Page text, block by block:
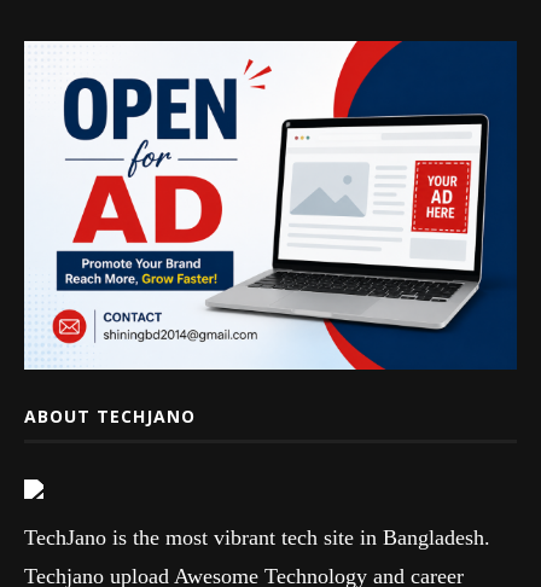
ABOUT TECHJANO
TechJano is the most vibrant tech site in Bangladesh.
Techjano upload Awesome Technology and career